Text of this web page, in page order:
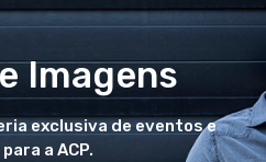
Imagens
exclusiva de eventos e
a ACP.